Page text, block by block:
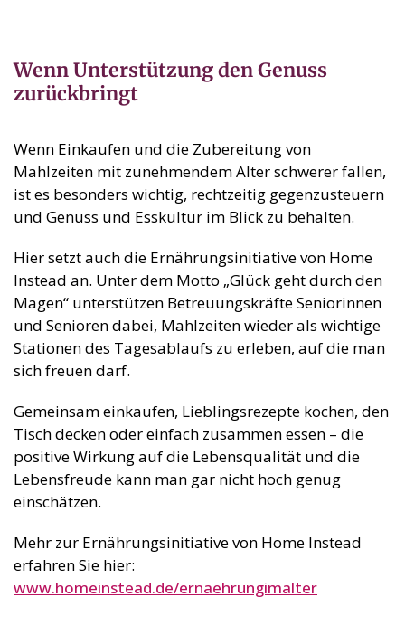
Wenn Unterstützung den Genuss
zurückbringt
Wenn Einkaufen und die Zubereitung von
Mahlzeiten mit zunehmendem Alter schwerer fallen,
ist es besonders wichtig, rechtzeitig gegenzusteuern
und Genuss und Esskultur im Blick zu behalten.
Hier setzt auch die Ernährungsinitiative von Home
Instead an. Unter dem Motto „Glück geht durch den
Magen“ unterstützen Betreuungskräfte Seniorinnen
und Senioren dabei, Mahlzeiten wieder als wichtige
Stationen des Tagesablaufs zu erleben, auf die man
sich freuen darf.
Gemeinsam einkaufen, Lieblingsrezepte kochen, den
Tisch decken oder einfach zusammen essen – die
positive Wirkung auf die Lebensqualität und die
Lebensfreude kann man gar nicht hoch genug
einschätzen.
Mehr zur Ernährungsinitiative von Home Instead
erfahren Sie hier:
www.homeinstead.de/ernaehrungimalter